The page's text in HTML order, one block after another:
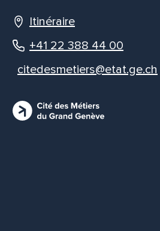
Itinéraire
+41 22 388 44 00
citedesmetiers@etat.ge.ch